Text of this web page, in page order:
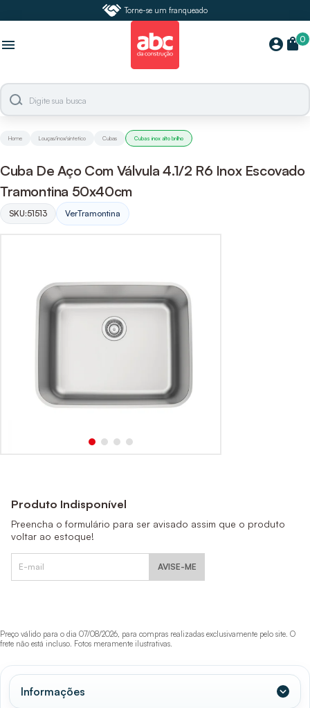
Torne-se um franqueado
menu account_circle 0
shopping_bag
Home Louças/inox/sintetico Cubas Cubas inox alto brilho
Cuba De Aço Com Válvula 4.1/2 R6 Inox Escovado
Tramontina 50x40cm
SKU:51513 VerTramontina
Produto Indisponível
Preencha o formulário para ser avisado assim que o produto
voltar ao estoque!
AVISE-ME
Preço válido para o dia 07/08/2026, para compras realizadas exclusivamente pelo site. O
frete não está incluso. Fotos meramente ilustrativas.
Informações